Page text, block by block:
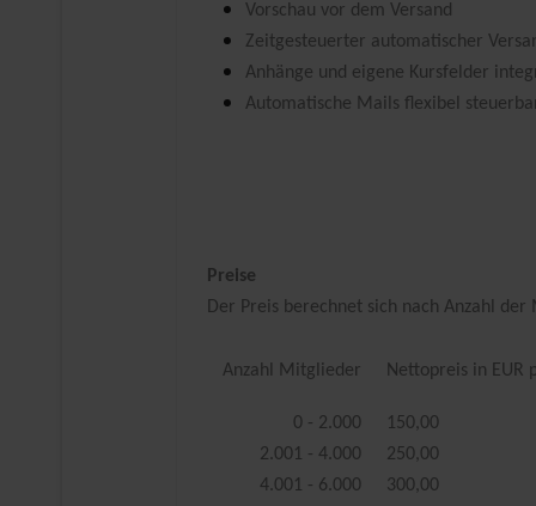
Vorschau vor dem Versand
Zeitgesteuerter automatischer
Anhänge und eigene Kursfelder
Automatische Mails flexibel
Preise
Der Preis berechnet sich nach Anzahl
Anzahl Mitglieder Nettopreis in EUR
0 - 2.000
150,00
2.001 - 4.000
250,00
4.001 - 6.000
300,00